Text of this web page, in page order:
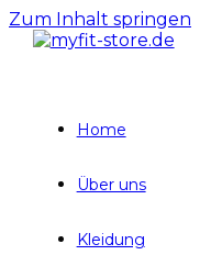
Zum Inhalt springen
Home
Über uns
Kleidung